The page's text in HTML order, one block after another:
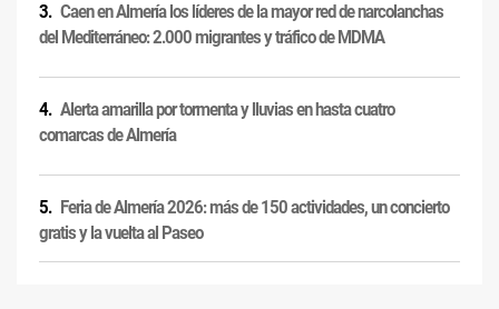
Caen en Almería los líderes de la mayor red de narcolanchas
del Mediterráneo: 2.000 migrantes y tráfico de MDMA
Alerta amarilla por tormenta y lluvias en hasta cuatro
comarcas de Almería
Feria de Almería 2026: más de 150 actividades, un concierto
gratis y la vuelta al Paseo